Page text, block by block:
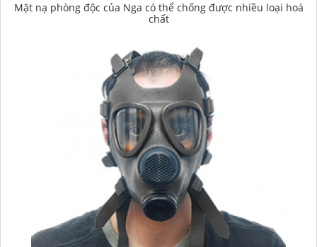
Mặt nạ phòng độc của Nga có thể chống được nhiều loại hoá
chất